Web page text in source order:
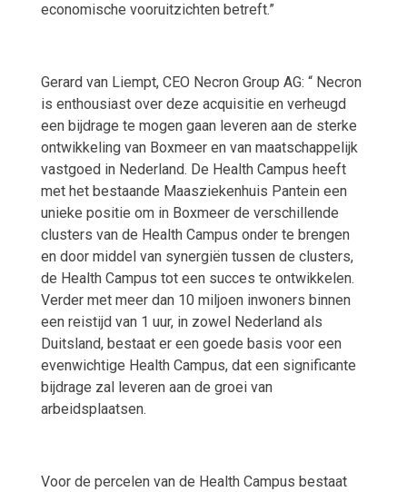
economische vooruitzichten betreft.”
Gerard van Liempt, CEO Necron Group AG: “ Necron
is enthousiast over deze acquisitie en verheugd
een bijdrage te mogen gaan leveren aan de sterke
ontwikkeling van Boxmeer en van maatschappelijk
vastgoed in Nederland. De Health Campus heeft
met het bestaande Maasziekenhuis Pantein een
unieke positie om in Boxmeer de verschillende
clusters van de Health Campus onder te brengen
en door middel van synergiën tussen de clusters,
de Health Campus tot een succes te ontwikkelen.
Verder met meer dan 10 miljoen inwoners binnen
een reistijd van 1 uur, in zowel Nederland als
Duitsland, bestaat er een goede basis voor een
evenwichtige Health Campus, dat een significante
bijdrage zal leveren aan de groei van
arbeidsplaatsen.
Voor de percelen van de Health Campus bestaat